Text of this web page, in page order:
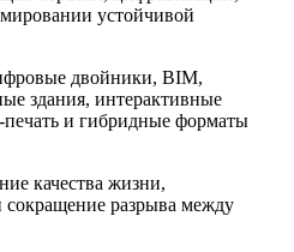
устойчивой
двойники, BIM,
здания, интерактивные
и гибридные форматы
качества жизни,
разрыва между